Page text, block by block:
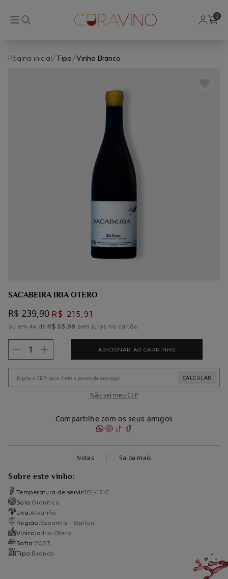
0
Página inicial/Tipo/Vinho Branco
SACABEIRA IRIA OTERO
R$ 239,90 R$ 215,91
ou em 4x de R$ 53,98 sem juros no cartão
ADICIONAR AO CARRINHO
Não sei meu CEP
Compartilhe com os seus amigos
Notas Saiba mais
Sobre este vinho:
Temperatura de servir:10°-12°C
Solo:Granítico
Uva:Albariño
Região:Espanha - Galícia
Vinícola:Iria Otero
Safra:2023
Tipo:Branco